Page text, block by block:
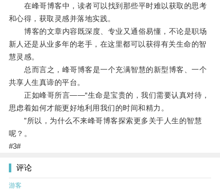
在峰哥博客中，读者可以找到那些平时难以获取的思考
和心得，获取灵感并落地实践。
博客的文章内容既深度、专业又通俗易懂，不论是职场
新人还是从业多年的老手，在这里都可以获得有关生命的智
慧灵感。
总而言之，峰哥博客是一个充满智慧的新型博客、一个
共享人生真谛的平台。
正如峰哥所言——“生命是宝贵的，我们需要认真对待，
思虑着如何才能更好地利用我们的时间和精力。
”所以，为什么不来峰哥博客探索更多关于人生的智慧
呢？。
#3#
评论
游客